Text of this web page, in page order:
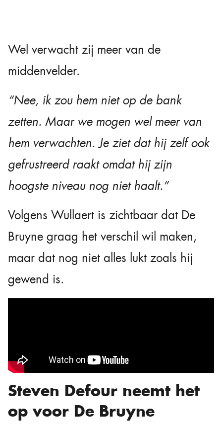
Wel verwacht zij meer van de
middenvelder.
“Nee, ik zou hem niet op de bank
zetten. Maar we mogen wel meer van
hem verwachten. Je ziet dat hij zelf ook
gefrustreerd raakt omdat hij zijn
hoogste niveau nog niet haalt.”
Volgens Wullaert is zichtbaar dat De
Bruyne graag het verschil wil maken,
maar dat nog niet alles lukt zoals hij
gewend is.
Steven Defour neemt het
op voor De Bruyne